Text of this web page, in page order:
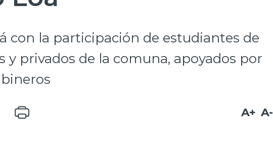
con la participación de estudiantes de
y privados de la comuna, apoyados por
A+ A-